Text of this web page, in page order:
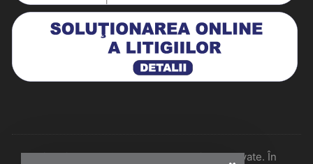
Historiarum 2026 - Toate drepturile rezervate. În